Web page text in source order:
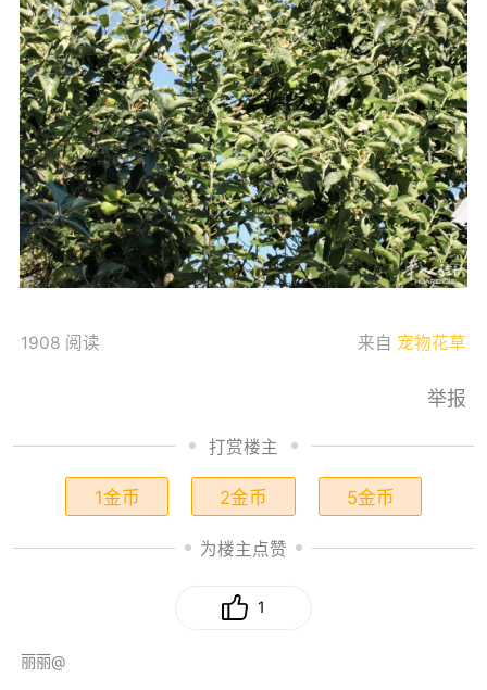
1908 阅读 来自 宠物花草
举报
打赏楼主
1金币 2金币 5金币
为楼主点赞
1
丽丽@